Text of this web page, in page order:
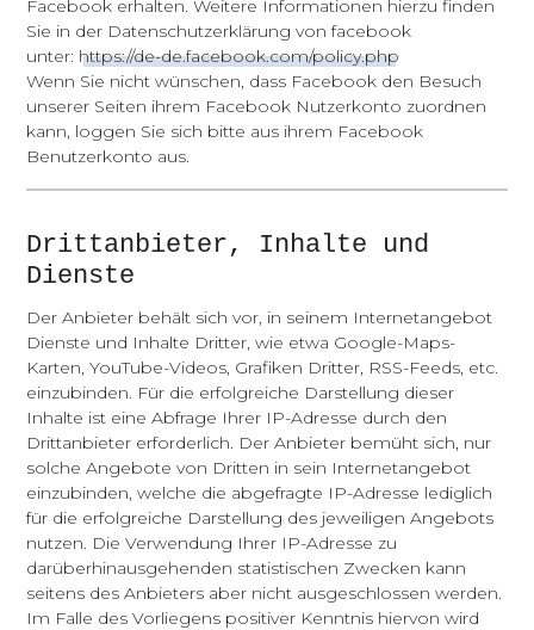
Team
Kommunalwahl 2024
Facebook erhalten. Weitere Informationen hierzu finden
Sie in der Datenschutzerklärung von facebook
unter: https://de-de.facebook.com/policy.php
Wenn Sie nicht wünschen, dass Facebook den Besuch
unserer Seiten ihrem Facebook Nutzerkonto zuordnen
kann, loggen Sie sich bitte aus ihrem Facebook
Benutzerkonto aus.
Drittanbieter, Inhalte und
Dienste
Der Anbieter behält sich vor, in seinem Internetangebot
Dienste und Inhalte Dritter, wie etwa Google-Maps-
Karten, YouTube-Videos, Grafiken Dritter, RSS-Feeds, etc.
einzubinden. Für die erfolgreiche Darstellung dieser
Inhalte ist eine Abfrage Ihrer IP-Adresse durch den
Drittanbieter erforderlich. Der Anbieter bemüht sich, nur
solche Angebote von Dritten in sein Internetangebot
einzubinden, welche die abgefragte IP-Adresse lediglich
für die erfolgreiche Darstellung des jeweiligen Angebots
nutzen. Die Verwendung Ihrer IP-Adresse zu
darüberhinausgehenden statistischen Zwecken kann
seitens des Anbieters aber nicht ausgeschlossen werden.
Im Falle des Vorliegens positiver Kenntnis hiervon wird